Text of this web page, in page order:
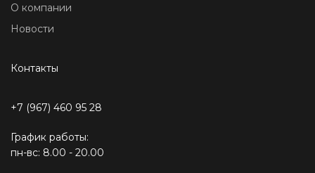
О компании
Новости
Контакты
+7 (967) 460 95 28
График работы:
пн-вс: 8.00 - 20.00